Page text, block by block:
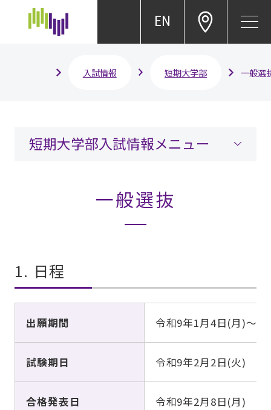
EN
入試情報 短期大学部 一般選
短期大学部入試情報メニュー
一般選抜
1. 日程
出願期間 令和9年1月4日(月)～
試験期日 令和9年2月2日(火)
合格発表日 令和9年2月8日(月)